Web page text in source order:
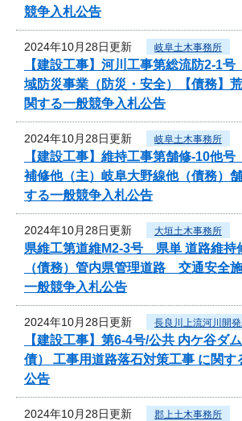
競争入札公告
2024年10月28日更新 岐阜土木事務所
【建設工事】河川工事第総流防2-1
域防災事業（防災・安全）【債務】
関する一般競争入札公告
2024年10月28日更新 岐阜土木事務所
【建設工事】維持工事第舗修-10他
補修他（主）岐阜大野線他（債務）
する一般競争入札公告
2024年10月28日更新 大垣土木事務所
県維工第道維M2-3号 県単 道路維持
（債務）管内県管理道路 交通安全
一般競争入札公告
2024年10月28日更新 長良川上流河川開
【建設工事】第6-4号/公共 内ケ谷ダ
債） 工事用道路落石対策工事 に関す
公告
2024年10月28日更新 郡上土木事務所